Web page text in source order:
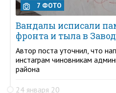
7 ФОТО
Вандалы исписали
фронта и тыла в
Автор поста уточнил, что
инстаграм чиновникам
района
24 января 20